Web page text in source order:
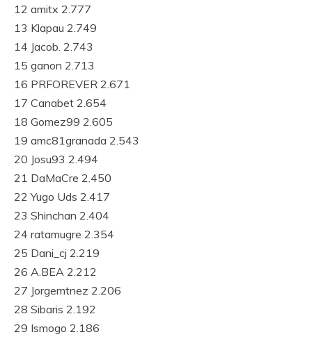
12 amitx 2.777
13 Klapau 2.749
14 Jacob. 2.743
15 ganon 2.713
16 PRFOREVER 2.671
17 Canabet 2.654
18 Gomez99 2.605
19 amc81granada 2.543
20 Josu93 2.494
21 DaMaCre 2.450
22 Yugo Uds 2.417
23 Shinchan 2.404
24 ratamugre 2.354
25 Dani_cj 2.219
26 A.BEA 2.212
27 Jorgemtnez 2.206
28 Sibaris 2.192
29 Ismogo 2.186